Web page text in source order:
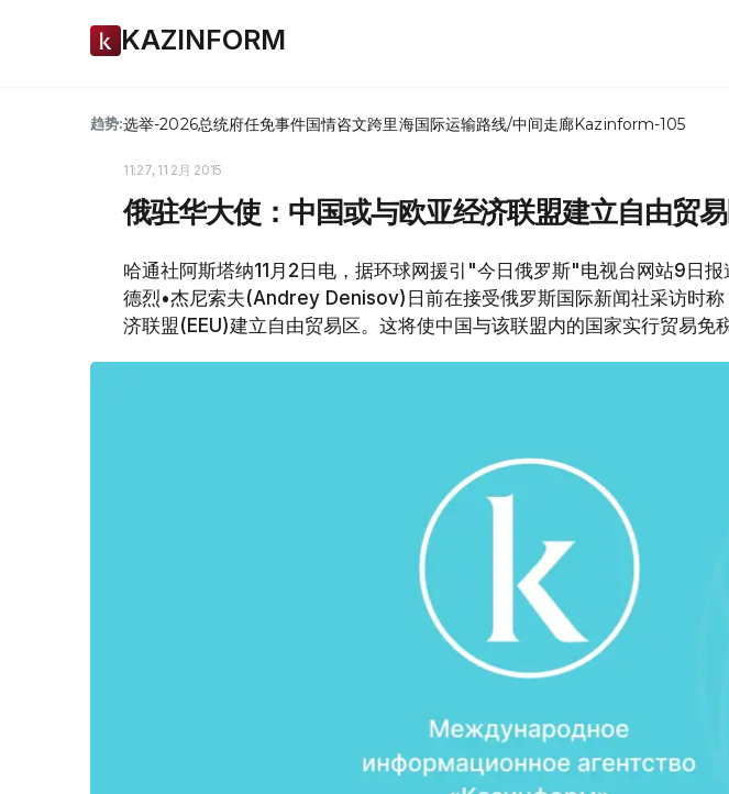
KAZINFORM
趋势:选举-2026总统府任免事件国情咨文跨里海国际运输路线/中间走廊Kazinform-105
11:27, 11 2月 2015
俄驻华大使：中国或与欧亚经济联盟建立自由贸
哈通社阿斯塔纳11月2日电，据环球网援引"今日俄罗斯"电视台网站9日
德烈•杰尼索夫(Andrey Denisov)日前在接受俄罗斯国际新闻社采访时称
济联盟(EEU)建立自由贸易区。这将使中国与该联盟内的国家实行贸易免税